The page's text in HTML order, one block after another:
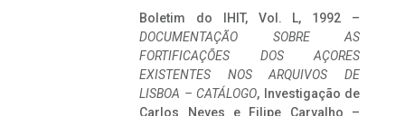
Boletim do IHIT, Vol. L, 1992 –
DOCUMENTAÇÃO SOBRE AS
FORTIFICAÇÕES DOS AÇORES
EXISTENTES NOS ARQUIVOS DE
LISBOA – CATÁLOGO, Investigação de
Carlos Neves e Filipe Carvalho –